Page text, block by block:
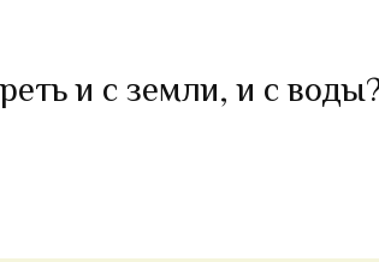
и с земли, и с